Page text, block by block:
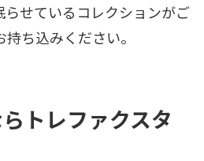
らせているコレクションがご
ち込みください。
トレファクスタ